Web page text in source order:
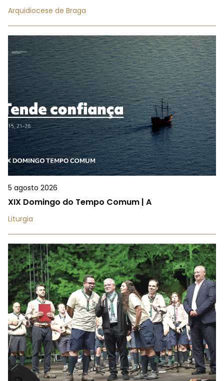
Arquidiocese de Braga
5 agosto 2026
XIX Domingo do Tempo Comum | A
Liturgia